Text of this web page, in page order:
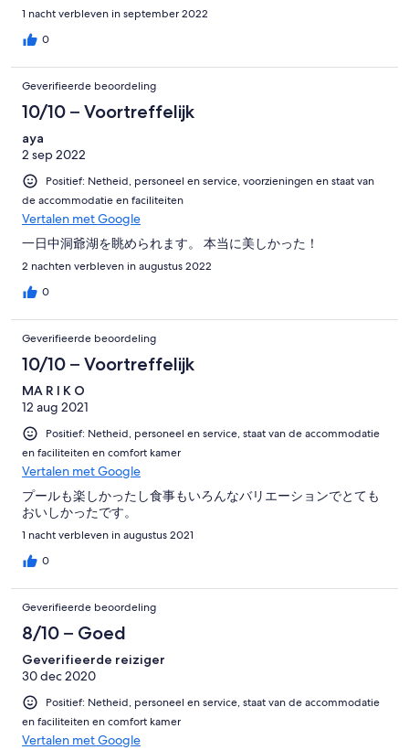
1 nacht verbleven in september 2022
0
Geverifieerde beoordeling
10/10 – Voortreffelijk
aya
2 sep 2022
Positief: Netheid, personeel en service, voorzieningen en staat van
de accommodatie en faciliteiten
Vertalen met Google
一日中洞爺湖を眺められます。 本当に美しかった！
2 nachten verbleven in augustus 2022
0
Geverifieerde beoordeling
10/10 – Voortreffelijk
MA R I K O
12 aug 2021
Positief: Netheid, personeel en service, staat van de accommodatie
en faciliteiten en comfort kamer
Vertalen met Google
プールも楽しかったし食事もいろんなバリエーションでとても
おいしかったです。
1 nacht verbleven in augustus 2021
0
Geverifieerde beoordeling
8/10 – Goed
Geverifieerde reiziger
30 dec 2020
Positief: Netheid, personeel en service, staat van de accommodatie
en faciliteiten en comfort kamer
Vertalen met Google